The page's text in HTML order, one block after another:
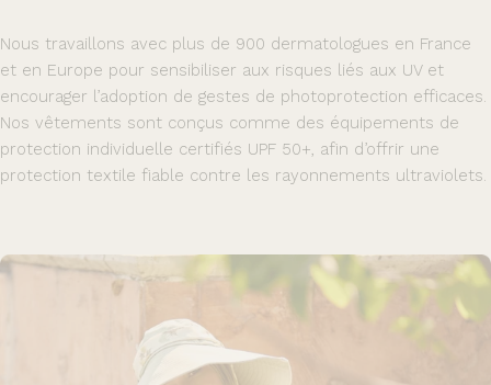
Nous travaillons avec plus de 900 dermatologues en France
et en Europe pour sensibiliser aux risques liés aux UV et
encourager l’adoption de gestes de photoprotection efficaces.
Nos vêtements sont conçus comme des équipements de
protection individuelle certifiés UPF 50+, afin d’offrir une
protection textile fiable contre les rayonnements ultraviolets.